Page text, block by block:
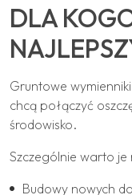
DLA
Gruntowe
chcą połączyć
środowisko.
Szczególnie warto
Budowy nowych